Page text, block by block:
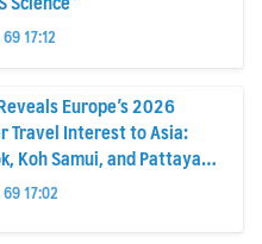
17:12
Europe’s 2026
Travel Interest to Asia:
Koh Samui, and Pattaya
Top Cities
17:02